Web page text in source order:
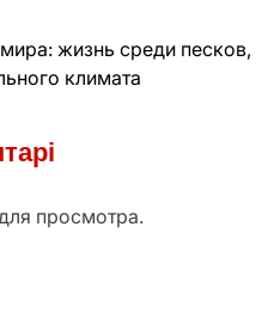
жизнь среди песков,
климата
просмотра.